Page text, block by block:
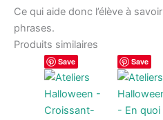
Ce qui aide donc l’élève à
phrases.
Produits similaires
Save Save